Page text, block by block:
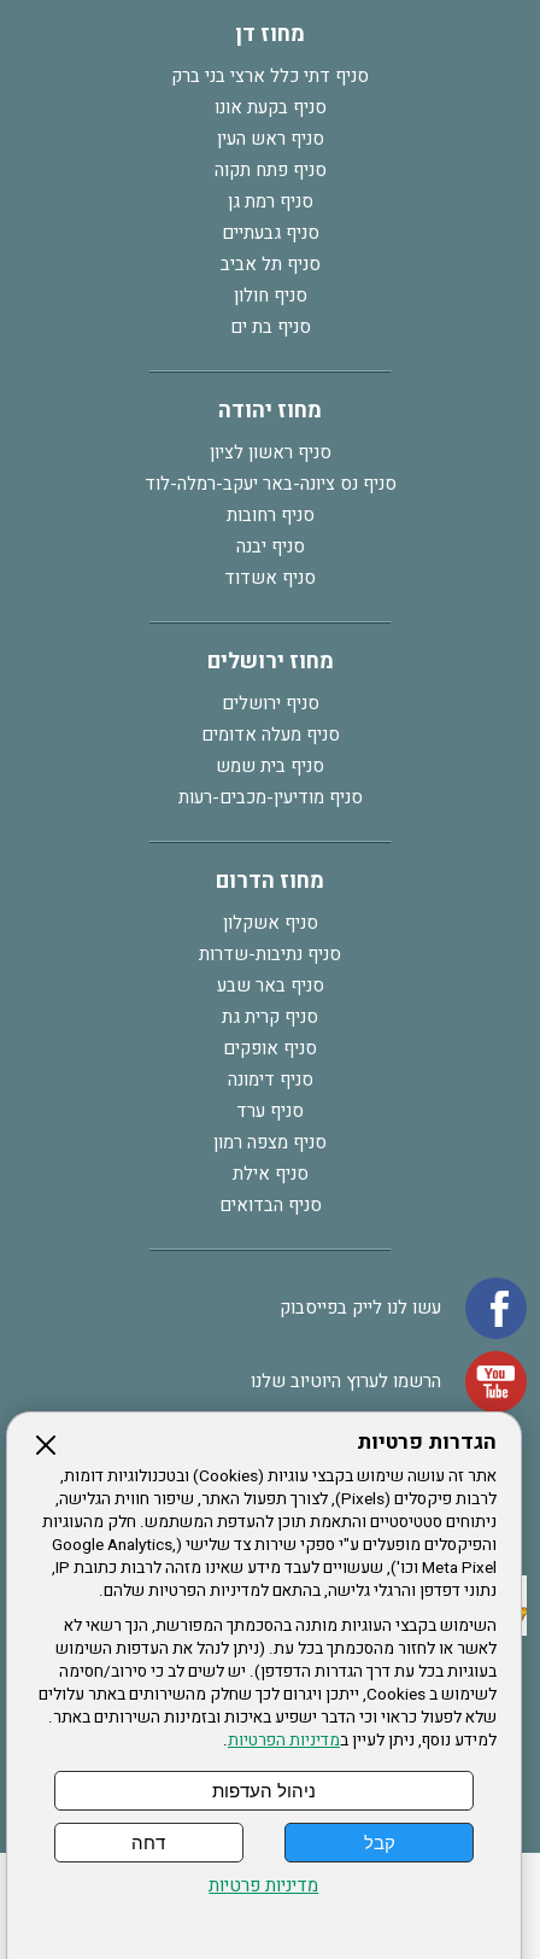
הגדרות פרטיות
אתר זה עושה שימוש בקבצי עוגיות (Cookies) ובטכנולוגיות דומות,
לרבות פיקסלים (Pixels), לצורך תפעול האתר, שיפור חווית הגלישה,
ניתוחים סטטיסטיים והתאמת תוכן להעדפת המשתמש. חלק מהעוגיות
והפיקסלים מופעלים ע"י ספקי שירות צד שלישי (Google Analytics,
Meta Pixel וכו'), שעשויים לעבד מידע שאינו מזהה לרבות כתובת IP,
נתוני דפדפן והרגלי גלישה, בהתאם למדיניות הפרטיות שלהם.
השימוש בקבצי העוגיות מותנה בהסכמתך המפורשת, הנך רשאי לא
לאשר או לחזור מהסכמתך בכל עת. (ניתן לנהל את העדפות השימוש
בעוגיות בכל עת דרך הגדרות הדפדפן). יש לשים לב כי סירוב/חסימה
לשימוש ב Cookies, ייתכן ויגרום לכך שחלק מהשירותים באתר עלולים
שלא לפעול כראוי וכי הדבר ישפיע באיכות ובזמינות השירותים באתר.
למידע נוסף, ניתן לעיין במדיניות הפרטיות.
קבל דחה
ניהול העדפות
מדיניות פרטיות
מחוז דן
סניף דתי כלל ארצי בני ברק
סניף בקעת אונו
סניף ראש העין
סניף פתח תקוה
סניף רמת גן
סניף גבעתיים
סניף תל אביב
סניף חולון
סניף בת ים
מחוז יהודה
סניף ראשון לציון
סניף נס ציונה-באר יעקב-רמלה-לוד
סניף רחובות
סניף יבנה
סניף אשדוד
מחוז ירושלים
סניף ירושלים
סניף מעלה אדומים
סניף בית שמש
סניף מודיעין-מכבים-רעות
מחוז הדרום
סניף אשקלון
סניף נתיבות-שדרות
סניף באר שבע
סניף קרית גת
סניף אופקים
סניף דימונה
סניף ערד
סניף מצפה רמון
סניף אילת
סניף הבדואים
עשו לנו לייק בפייסבוק
הרשמו לערוץ היוטיוב שלנו
אתר צה"ל
תקנון האתר
שירותים
תעסוקה
בריאות
הצהרת נגישות לעדכון פרטים אישיים